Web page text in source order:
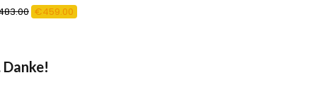
Ursprünglicher
€459.00 Aktueller